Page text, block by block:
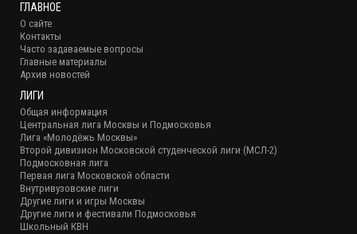
ГЛАВНОЕ
О сайте
Контакты
Часто задаваемые вопросы
Главные материалы
Архив новостей
ЛИГИ
Общая информация
Центральная лига Москвы и Подмосковья
Лига «Молодёжь Москвы»
Второй дивизион Московской студенческой лиги (МСЛ-2)
Подмосковная лига
Первая лига Московской области
Внутривузовские лиги
Другие лиги и игры Москвы
Другие лиги и фестивали Подмосковья
Школьный КВН